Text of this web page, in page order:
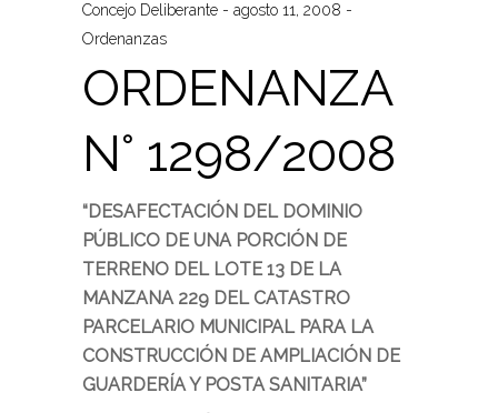
Concejo Deliberante
agosto 11, 2008
Ordenanzas
ORDENANZA
N° 1298/2008
“DESAFECTACIÓN DEL DOMINIO
PÚBLICO DE UNA PORCIÓN DE
TERRENO DEL LOTE 13 DE LA
MANZANA 229 DEL CATASTRO
PARCELARIO MUNICIPAL PARA LA
CONSTRUCCIÓN DE AMPLIACIÓN DE
GUARDERÍA Y POSTA SANITARIA”